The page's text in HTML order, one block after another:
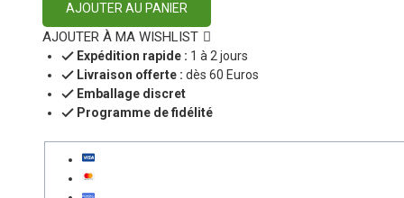
AJOUTER AU PANIER
AJOUTER À MA WISHLIST
Expédition rapide : 1 à 2 jours
Livraison offerte : dès 60 Euros
Emballage discret
Programme de fidélité